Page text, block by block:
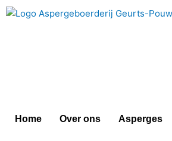
Doorgaan
naar
Home Over ons Asperges